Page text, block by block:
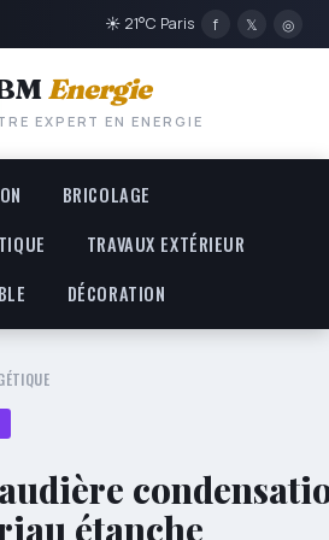
☀ 21°C Paris f 𝕏 ◎
Energie
EXPERT EN ENERGIE
BRICOLAGE
TRAVAUX EXTÉRIEUR
DÉCORATION
étanche